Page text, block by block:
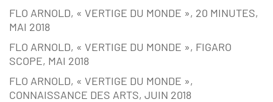
FLO ARNOLD, « VERTIGE DU MONDE », 20 MINUTES,
MAI 2018
FLO ARNOLD, « VERTIGE DU MONDE », FIGARO
SCOPE, MAI 2018
FLO ARNOLD, « VERTIGE DU MONDE »,
CONNAISSANCE DES ARTS, JUIN 2018